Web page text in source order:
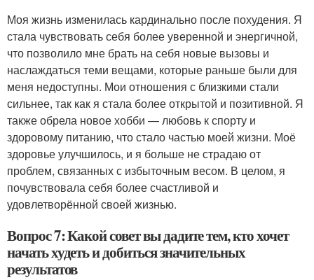
Моя жизнь изменилась кардинально после похудения. Я
стала чувствовать себя более уверенной и энергичной,
что позволило мне брать на себя новые вызовы и
наслаждаться теми вещами, которые раньше были для
меня недоступны. Мои отношения с близкими стали
сильнее, так как я стала более открытой и позитивной. Я
также обрела новое хобби — любовь к спорту и
здоровому питанию, что стало частью моей жизни. Моё
здоровье улучшилось, и я больше не страдаю от
проблем, связанных с избыточным весом. В целом, я
почувствовала себя более счастливой и
удовлетворённой своей жизнью.
Вопрос 7: Какой совет вы дадите тем, кто хочет
начать худеть и добиться значительных
результатов